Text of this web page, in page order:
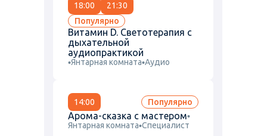
18:00
21:30
Популярно
Витамин D. Светотерапия с
дыхательной
аудиопрактикой
Янтарная комната Аудио
14:00 Популярно
Арома-сказка с мастером
Янтарная комната Специалист